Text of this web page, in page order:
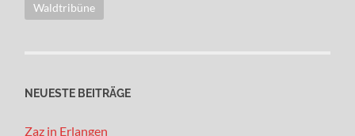
Waldtribüne
NEUESTE BEITRÄGE
Zaz in Erlangen